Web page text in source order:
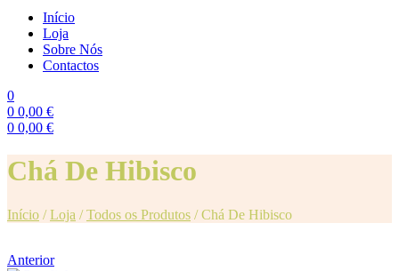
Início
Loja
Sobre Nós
Contactos
0
0 0,00 €
0 0,00 €
Chá De Hibisco
Início /Loja /Todos os Produtos /Chá De Hibisco
Anterior